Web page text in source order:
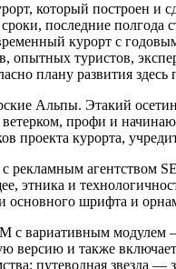
который построен и
последние
курорт с
опытных туристов,
плану развития здесь
Альпы. Этакий
ветерком, профи и
проекта курорта,
агентством
этника и
основного шрифта и
вариативным модулем
версию и также
путеводная звезда